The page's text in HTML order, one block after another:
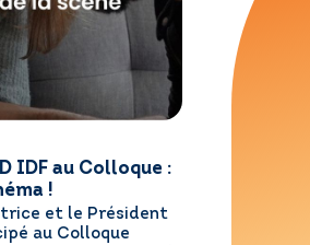
IDF au Colloque :
!
et le Président
au Colloque